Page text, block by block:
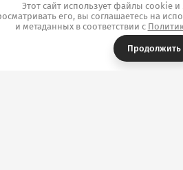
Этот сайт использует файлы cookie
его, вы соглашаетесь на
и метаданных в соответствии с
Продолжить